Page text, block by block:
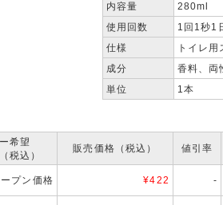
内容量
280ml
使用回数
1回1秒1
仕様
トイレ用
成分
香料、両
単位
1本
希望
税込）
販売価格（税込） 値引率
プン価格 ¥422 -